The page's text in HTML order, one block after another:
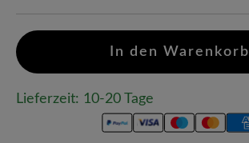
In den Warenkorb
Lieferzeit: 10-20 Tage